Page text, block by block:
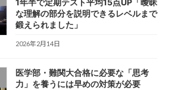
な理解の部分を説明できるレベルまで
鍛えられました」
2026年2月14日
医学部・難関大合格に必要な「思考
力」を養うには早めの対策が必要